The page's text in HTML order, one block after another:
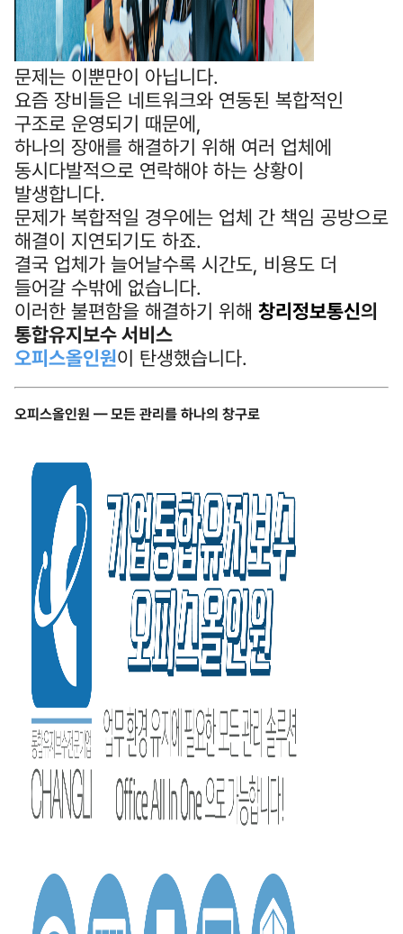
문제는 이뿐만이 아닙니다.
요즘 장비들은 네트워크와 연동된 복합적인
구조로 운영되기 때문에,
하나의 장애를 해결하기 위해 여러 업체에
동시다발적으로 연락해야 하는 상황이
발생합니다.
문제가 복합적일 경우에는 업체 간 책임 공방으로
해결이 지연되기도 하죠.
결국 업체가 늘어날수록 시간도, 비용도 더
들어갈 수밖에 없습니다.
이러한 불편함을 해결하기 위해 창리정보통신의
통합유지보수 서비스
오피스올인원이 탄생했습니다.
오피스올인원 — 모든 관리를 하나의 창구로